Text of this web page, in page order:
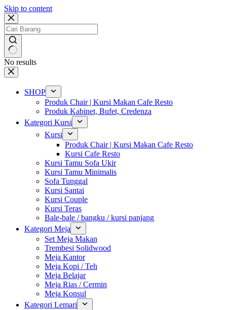
Skip to content
No results
SHOP
Produk Chair | Kursi Makan Cafe Resto
Produk Kabinet, Bufet, Credenza
Kategori Kursi
Kursi
Produk Chair | Kursi Makan Cafe Resto
Kursi Cafe Resto
Kursi Tamu Sofa Ukir
Kursi Tamu Minimalis
Sofa Tunggal
Kursi Santai
Kursi Couple
Kursi Teras
Bale-bale / bangku / kursi panjang
Kategori Meja
Set Meja Makan
Trembesi Solidwood
Meja Kantor
Meja Kopi / Teh
Meja Belajar
Meja Rias / Cermin
Meja Konsul
Kategori Lemari